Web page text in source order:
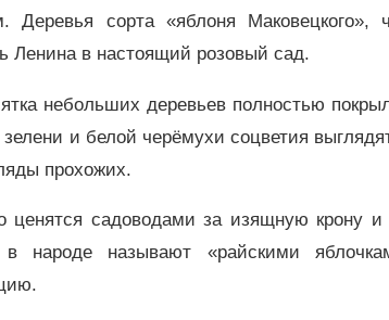
Деревья сорта «яблоня Маковецкого»,
Ленина в настоящий розовый сад.
небольших деревьев полностью
и белой черёмухи соцветия
прохожих.
ценятся садоводами за изящную крону
в народе называют «райскими